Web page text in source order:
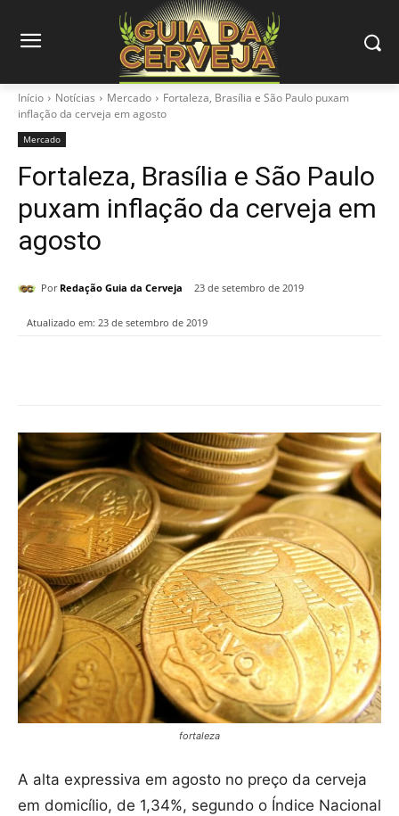
Início Notícias Mercado
Fortaleza, Brasília e São Paulo puxam
inflação da cerveja em agosto
Mercado
Fortaleza, Brasília e São Paulo
puxam inflação da cerveja em
agosto
Por Redação Guia da Cerveja 23 de setembro de 2019
Atualizado em: 23 de setembro de 2019
fortaleza
A alta expressiva em agosto no preço da cerveja
em domicílio, de 1,34%, segundo o Índice Nacional